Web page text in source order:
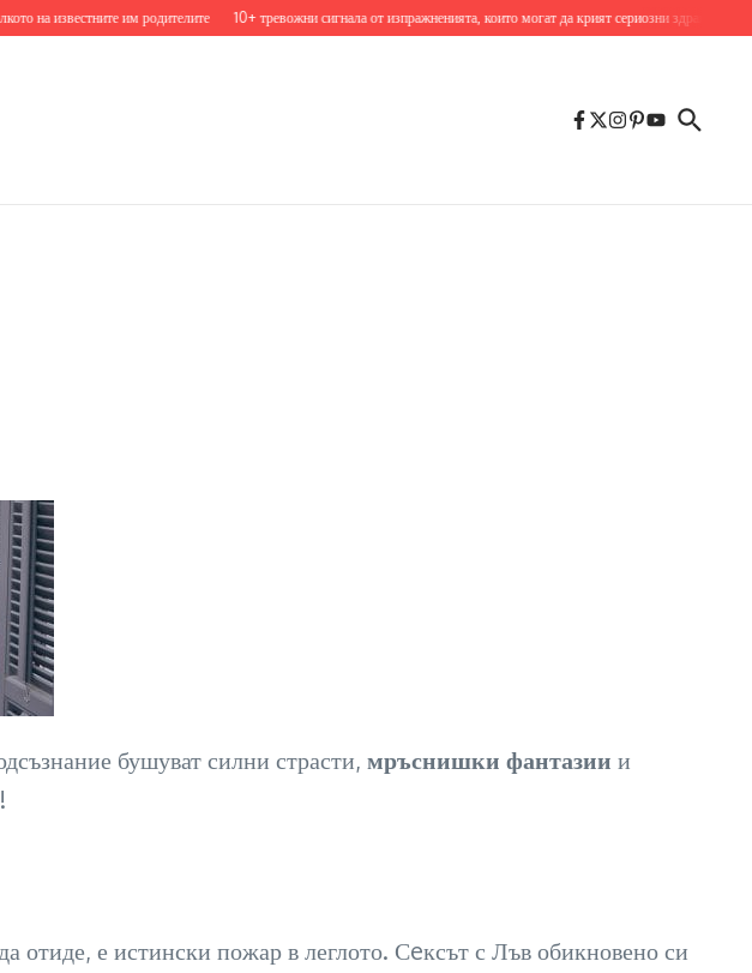
известните им родителите 10+ тревожни сигнала от изпражненията, които могат да крият сериозни здравословни
бушуват силни страсти, мръснишки фантазии и
отиде, е истински пожар в леглото. Сeксът с Лъв обикновено си